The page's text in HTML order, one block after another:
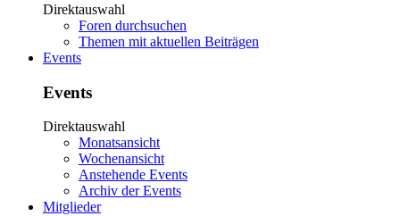
Direktauswahl
Foren durchsuchen
Themen mit aktuellen Beiträgen
Events
Events
Direktauswahl
Monatsansicht
Wochenansicht
Anstehende Events
Archiv der Events
Mitglieder